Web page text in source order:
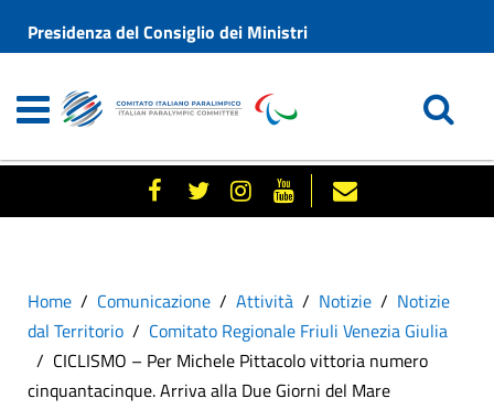
Presidenza del Consiglio dei Ministri
Home Comunicazione Attività Notizie
Notizie
dal Territorio
Comitato Regionale Friuli Venezia Giulia
CICLISMO – Per Michele Pittacolo vittoria numero
cinquantacinque. Arriva alla Due Giorni del Mare